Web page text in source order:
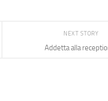
NEXT STORY
Addetta alla